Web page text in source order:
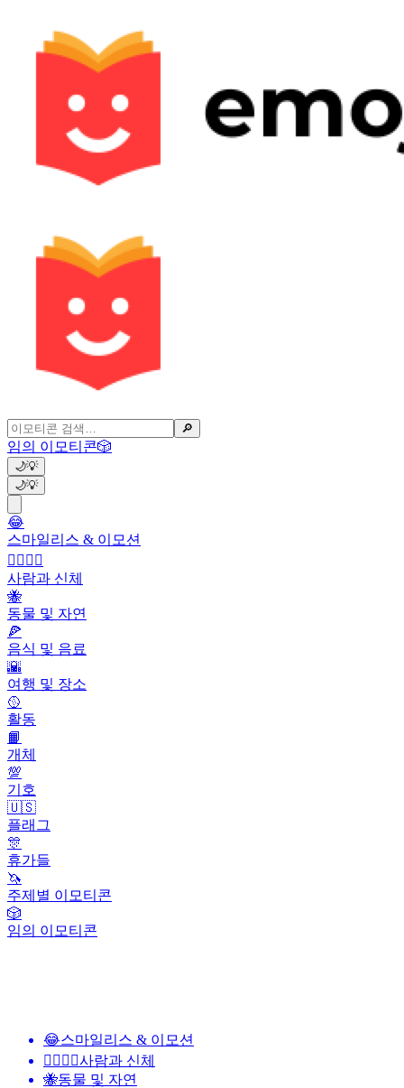
🔎
임의 이모티콘🎲
🌙💡
🌙💡
😂
스마일리스 & 이모션
👩‍❤️‍💋‍👨
사람과 신체
🐝
동물 및 자연
🍕
음식 및 음료
🌇
여행 및 장소
🥎
활동
📙
개체
💯
기호
🇺🇸
플래그
🎊
휴가들
🦄
주제별 이모티콘
🎲
임의 이모티콘
😂스마일리스 & 이모션
👩‍❤️‍💋‍👨사람과 신체
🐝동물 및 자연